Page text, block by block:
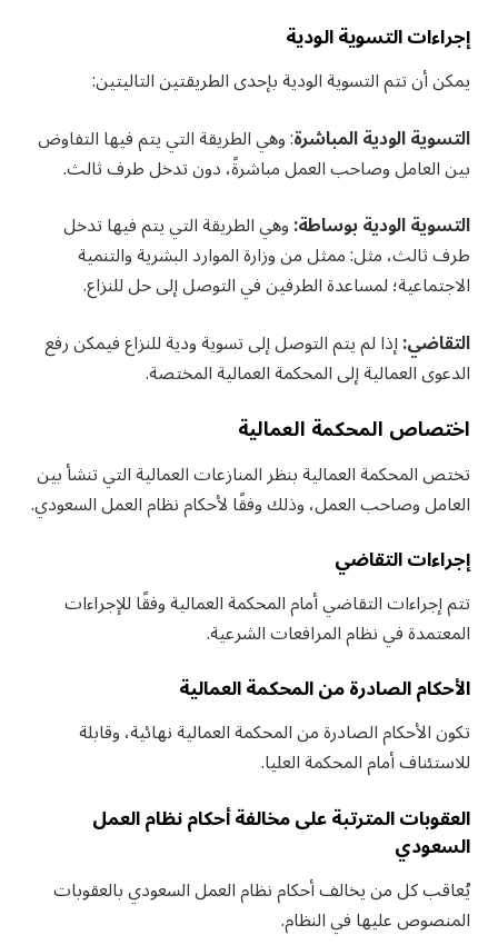
إجراءات التسوية الودية
يمكن أن تتم التسوية الودية بإحدى الطريقتين التاليتين:
التسوية الودية المباشرة: وهي الطريقة التي يتم فيها التفاوض
بين العامل وصاحب العمل مباشرةً، دون تدخل طرف ثالث.
التسوية الودية بوساطة:وهي الطريقة التي يتم فيها تدخل
طرف ثالث، مثل: ممثل من وزارة الموارد البشرية والتنمية
الاجتماعية؛ لمساعدة الطرفين في التوصل إلى حل للنزاع.
التقاضي:إذا لم يتم التوصل إلى تسوية ودية للنزاع فيمكن رفع
الدعوى العمالية إلى المحكمة العمالية المختصة.
اختصاص المحكمة العمالية
تختص المحكمة العمالية بنظر المنازعات العمالية التي تنشأ بين
العامل وصاحب العمل، وذلك وفقًا لأحكام نظام العمل السعودي.
إجراءات التقاضي
تتم إجراءات التقاضي أمام المحكمة العمالية وفقًا للإجراءات
المعتمدة في نظام المرافعات الشرعية.
الأحكام الصادرة من المحكمة العمالية
تكون الأحكام الصادرة من المحكمة العمالية نهائية، وقابلة
للاستئناف أمام المحكمة العليا.
العقوبات المترتبة على مخالفة أحكام نظام العمل
السعودي
يُعاقب كل من يخالف أحكام نظام العمل السعودي بالعقوبات
المنصوص عليها في النظام.